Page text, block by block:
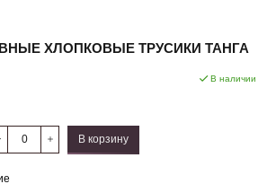
ХЛОПКОВЫЕ ТРУСИКИ ТАНГА
В наличии
В корзину